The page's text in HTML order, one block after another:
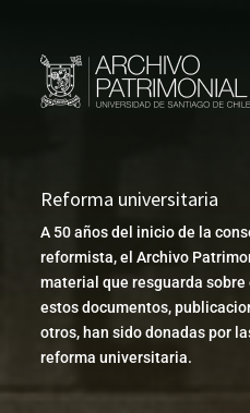
Reforma universitaria
A 50 años del inicio de la
reformista, el Archivo
material que resguarda
estos documentos,
otros, han sido donadas por
reforma universitaria.